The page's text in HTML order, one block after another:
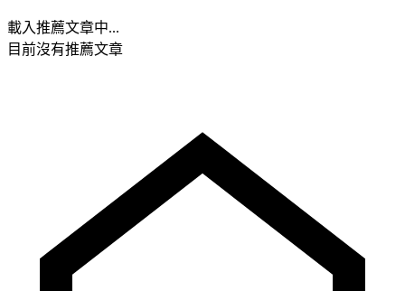
載入推薦文章中...
目前沒有推薦文章